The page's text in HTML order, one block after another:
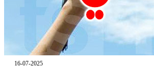
16-07-2025